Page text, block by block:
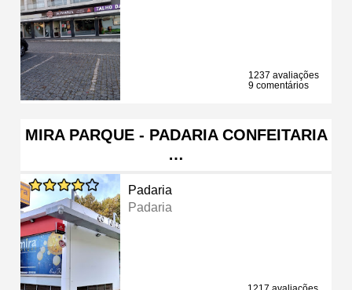
1237 avaliações
9 comentários
MIRA PARQUE - PADARIA CONFEITARIA
…
Padaria
Padaria